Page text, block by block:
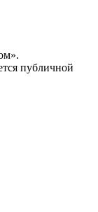
публичной